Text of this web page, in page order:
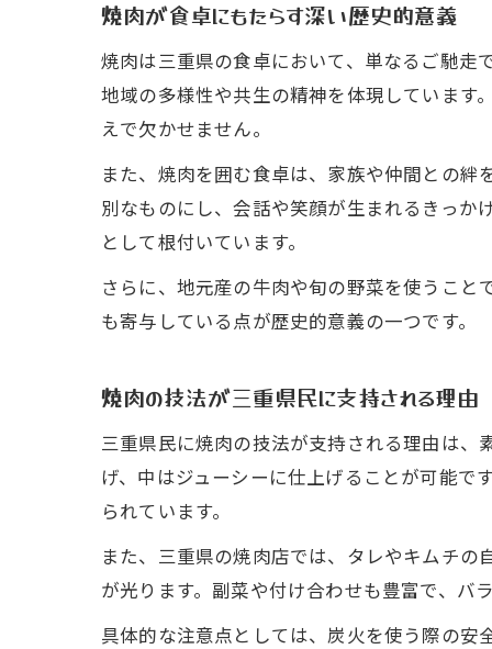
焼肉が食卓にもたらす深い歴史的意義
焼肉は三重県の食卓において、単なるご馳走
地域の多様性や共生の精神を体現しています
えで欠かせません。
また、焼肉を囲む食卓は、家族や仲間との
別なものにし、会話や笑顔が生まれるきっか
として根付いています。
さらに、地元産の牛肉や旬の野菜を使うこ
も寄与している点が歴史的意義の一つです。
焼肉の技法が三重県民に支持される理由
三重県民に焼肉の技法が支持される理由は
げ、中はジューシーに仕上げることが可能で
られています。
また、三重県の焼肉店では、タレやキムチ
が光ります。副菜や付け合わせも豊富で、バ
具体的な注意点としては、炭火を使う際の安